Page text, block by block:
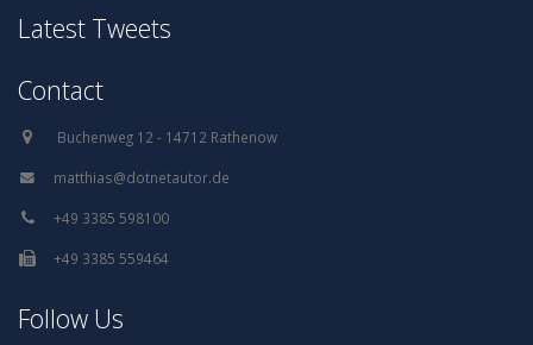
Latest Tweets
Contact
Follow Us